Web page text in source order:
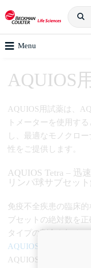
Menu
AQUIOS
AQUIOS用試薬は、
トメーターを使用す
し、最適なモノクロ
性をご提供します。
AQUIOS Tetra – 迅
リンパ球サブセッ
免疫不全疾患の臨床
ブセットの絶対数を
タイプの割合を知るこ
AQUIOS 全自動クリ
AQUIOS Tetra試薬を